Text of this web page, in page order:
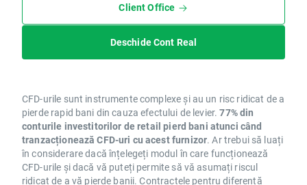
Client Office
Deschide Cont Real
CFD-urile sunt instrumente complexe și au un risc ridicat de a
pierde rapid bani din cauza efectului de levier.77% din
conturile investitorilor de retail pierd bani atunci când
tranzacționează CFD-uri cu acest furnizor. Ar trebui să luați
în considerare dacă înțelegeți modul în care funcționează
CFD-urile și dacă vă puteți permite să vă asumați riscul
ridicat de a vă pierde banii. Contractele pentru diferență